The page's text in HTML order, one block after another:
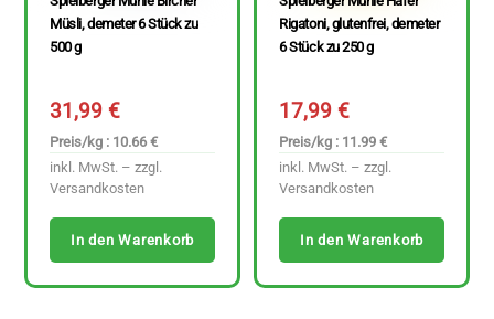
Müsli, demeter 6 Stück zu
500 g
31,99€
Preis/kg : 10.66 €
inkl. MwSt. – zzgl.
Versandkosten
In den Warenkorb
Rigatoni, glutenfrei, demeter
6 Stück zu 250 g
17,99€
Preis/kg : 11.99 €
inkl. MwSt. – zzgl.
Versandkosten
In den Warenkorb